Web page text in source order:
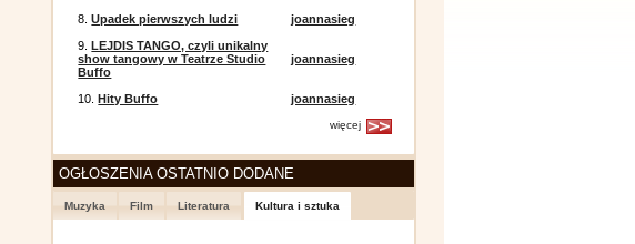
8.Upadek pierwszych ludzi
joannasieg
9.LEJDIS TANGO, czyli unikalny
show tangowy w Teatrze Studio
Buffo
joannasieg
10.Hity Buffo joannasieg
więcej
OGŁOSZENIA OSTATNIO DODANE
Muzyka Film Literatura Kultura i sztuka